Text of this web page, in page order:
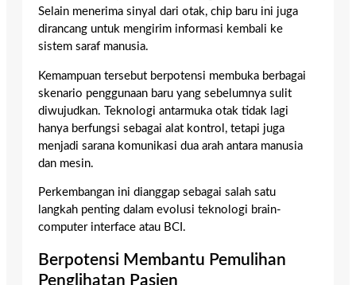
Selain menerima sinyal dari otak, chip baru ini juga
dirancang untuk mengirim informasi kembali ke
sistem saraf manusia.
Kemampuan tersebut berpotensi membuka berbagai
skenario penggunaan baru yang sebelumnya sulit
diwujudkan. Teknologi antarmuka otak tidak lagi
hanya berfungsi sebagai alat kontrol, tetapi juga
menjadi sarana komunikasi dua arah antara manusia
dan mesin.
Perkembangan ini dianggap sebagai salah satu
langkah penting dalam evolusi teknologi brain-
computer interface atau BCI.
Berpotensi Membantu Pemulihan
Penglihatan Pasien